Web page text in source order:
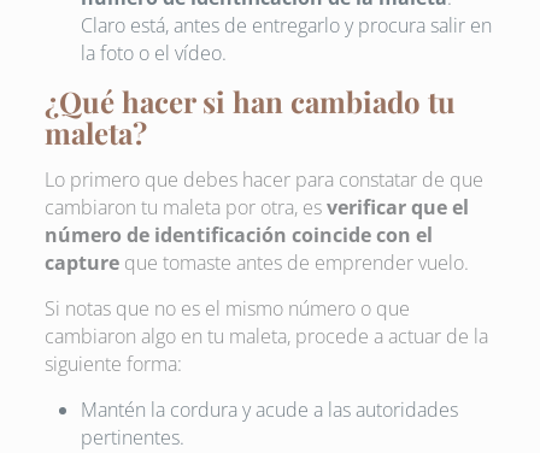
Claro está, antes de entregarlo y procura salir en
la foto o el vídeo.
¿Qué hacer si han cambiado tu
maleta?
Lo primero que debes hacer para constatar de que
cambiaron tu maleta por otra, esverificar que el
número de identificación coincide con el
captureque tomaste antes de emprender vuelo.
Si notas que no es el mismo número o que
cambiaron algo en tu maleta, procede a actuar de la
siguiente forma:
Mantén la cordura y acude a las autoridades
pertinentes.